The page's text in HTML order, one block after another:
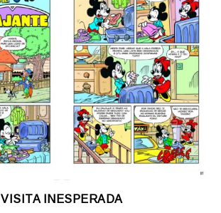
VISITA INESPERADA